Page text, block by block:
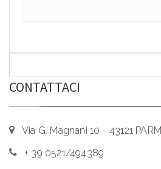
CONTATTACI
Via G. Magnani 10 - 43121
+ 39 0521/494389